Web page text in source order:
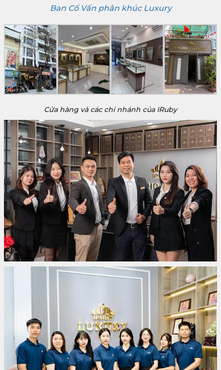
Ban Cố Vấn phân khúc Luxury
Cửa hàng và các chi nhánh của IRuby